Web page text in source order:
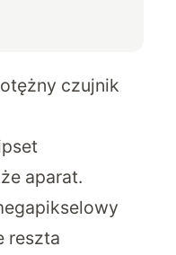
czujnik
aparat.
reszta